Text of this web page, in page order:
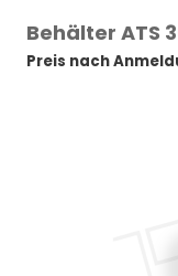
Behälter ATS
Preis nach